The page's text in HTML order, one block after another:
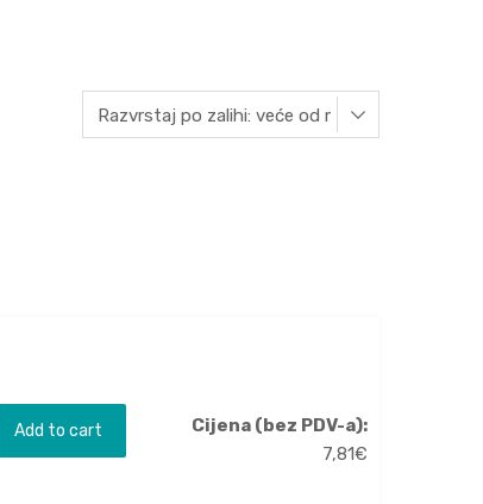
Add to cart
Cijena (bez PDV-a):
7,81€